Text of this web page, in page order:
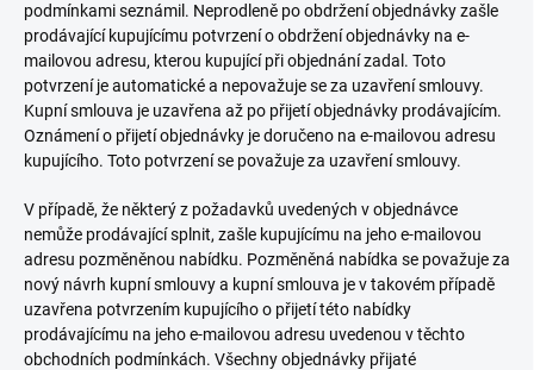
podmínkami seznámil. Neprodleně po obdržení objednávky zašle
prodávající kupujícímu potvrzení o obdržení objednávky na e-
mailovou adresu, kterou kupující při objednání zadal. Toto
potvrzení je automatické a nepovažuje se za uzavření smlouvy.
Kupní smlouva je uzavřena až po přijetí objednávky prodávajícím.
Oznámení o přijetí objednávky je doručeno na e-mailovou adresu
kupujícího. Toto potvrzení se považuje za uzavření smlouvy.
V případě, že některý z požadavků uvedených v objednávce
nemůže prodávající splnit, zašle kupujícímu na jeho e-mailovou
adresu pozměněnou nabídku. Pozměněná nabídka se považuje za
nový návrh kupní smlouvy a kupní smlouva je v takovém případě
uzavřena potvrzením kupujícího o přijetí této nabídky
prodávajícímu na jeho e-mailovou adresu uvedenou v těchto
obchodních podmínkách. Všechny objednávky přijaté